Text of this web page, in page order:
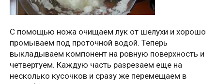
С помощью ножа очищаем лук от шелухи и хорошо
промываем под проточной водой. Теперь
выкладываем компонент на ровную поверхность и
четвертуем. Каждую часть разрезаем еще на
несколько кусочков и сразу же перемещаем в